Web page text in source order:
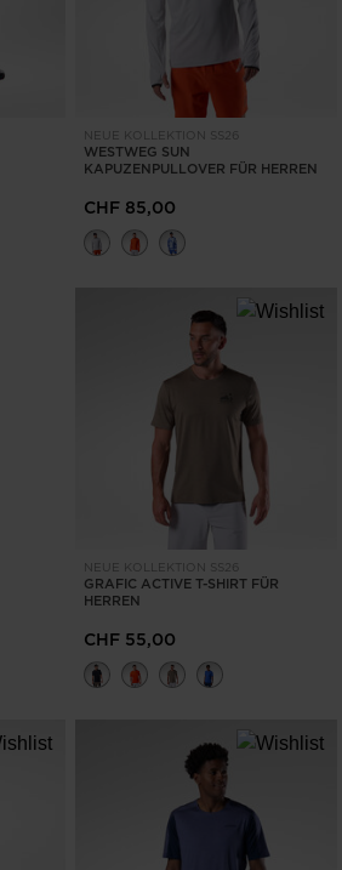
NEUE KOLLEKTION SS26
WESTWEG SUN
KAPUZENPULLOVER FÜR HERREN
CHF 85,00
NEUE KOLLEKTION SS26
GRAFIC ACTIVE T-SHIRT FÜR
HERREN
CHF 55,00